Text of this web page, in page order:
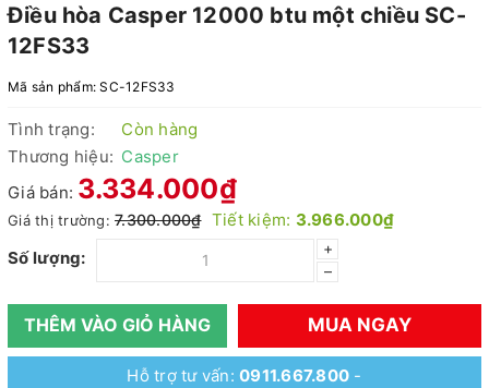
Điều hòa Casper 12000 btu một chiều SC-
12FS33
Mã sản phẩm:SC-12FS33
Tình trạng:
Còn hàng
Thương hiệu: Casper
Giá bán: 3.334.000₫
Giá thị trường: 7.300.000₫ Tiết kiệm: 3.966.000₫
Số lượng:
+
–
THÊM VÀO GIỎ HÀNG MUA NGAY
Hỗ trợ tư vấn:0911.667.800 -